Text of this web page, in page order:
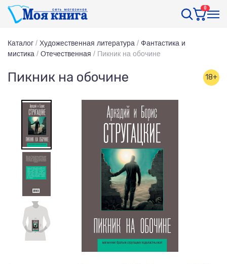
0
Каталог / Художественная литература / Фантастика и
мистика / Отечественная / Пикник на обочине
Пикник на обочине 18+